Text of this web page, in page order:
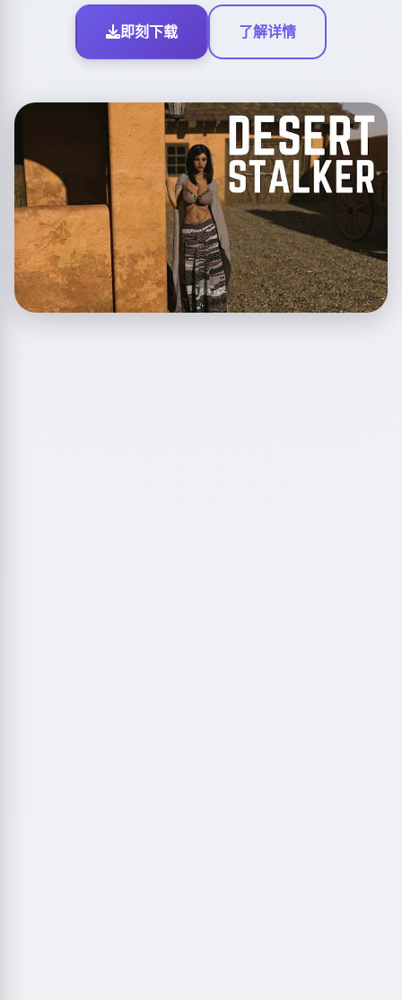
即刻下载 了解详情